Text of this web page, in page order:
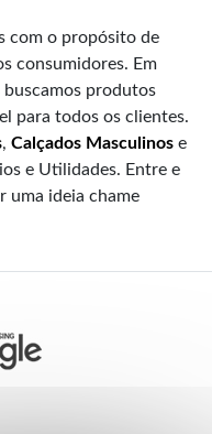
com o propósito de
consumidores. Em
produtos
para todos os clientes.
, Calçados Masculinos e
e Utilidades. Entre e
uma ideia chame